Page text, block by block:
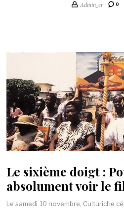
Admin_cr 0
Le sixième doigt :
absolument voir le
Le samedi 10 novembre, Culturiche